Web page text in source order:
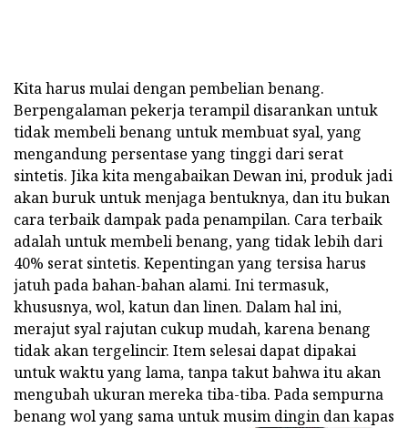
Kita harus mulai dengan pembelian benang.
Berpengalaman pekerja terampil disarankan untuk
tidak membeli benang untuk membuat syal, yang
mengandung persentase yang tinggi dari serat
sintetis. Jika kita mengabaikan Dewan ini, produk jadi
akan buruk untuk menjaga bentuknya, dan itu bukan
cara terbaik dampak pada penampilan. Cara terbaik
adalah untuk membeli benang, yang tidak lebih dari
40% serat sintetis. Kepentingan yang tersisa harus
jatuh pada bahan-bahan alami. Ini termasuk,
khususnya, wol, katun dan linen. Dalam hal ini,
merajut syal rajutan cukup mudah, karena benang
tidak akan tergelincir. Item selesai dapat dipakai
untuk waktu yang lama, tanpa takut bahwa itu akan
mengubah ukuran mereka tiba-tiba. Pada sempurna
benang wol yang sama untuk musim dingin dan kapas